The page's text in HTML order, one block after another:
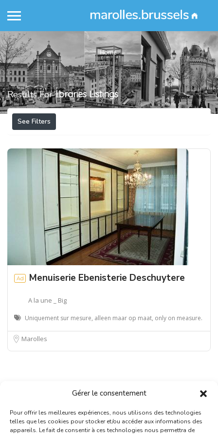
Gérer le consentement
Pour offrir les meilleures expériences, nous utilisons des technologies
telles que les cookies pour stocker et/ou accéder aux informations des
appareils. Le fait de consentir à ces technologies nous permettra de
Home
Results Forlibraries Listings
See Filters
Ad Menuiserie Ebenisterie Deschuytere
A la une _ Big
Uniquement sur mesure, alleen maar op maat, only on measure.
Marolles